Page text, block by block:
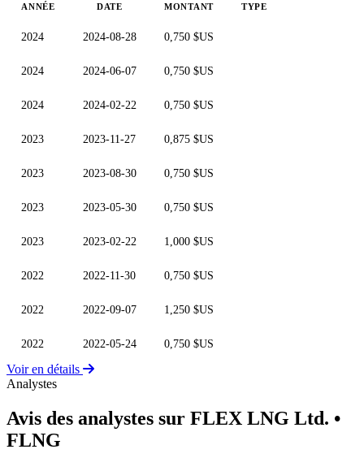
ANNÉE DATE MONTANT TYPE
2024 2024-08-28 0,750 $US
2024 2024-06-07 0,750 $US
2024 2024-02-22 0,750 $US
2023 2023-11-27 0,875 $US
2023 2023-08-30 0,750 $US
2023 2023-05-30 0,750 $US
2023 2023-02-22 1,000 $US
2022 2022-11-30 0,750 $US
2022 2022-09-07 1,250 $US
2022 2022-05-24 0,750 $US
Voir en détails
Analystes
Avis des analystes sur FLEX LNG Ltd. •
FLNG